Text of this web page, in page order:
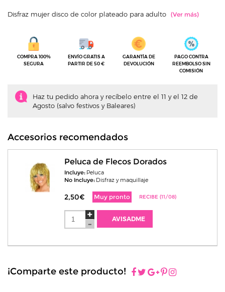
Disfraz mujer disco de color plateado para adulto
COMPRA 100%
SEGURA
ENVÍO GRATIS A
PARTIR DE 50 €
GARANTÍA DE
DEVOLUCIÓN
PAGO CONTRA
REEMBOLSO SIN
COMISIÓN
Haz tu pedido ahora y recíbelo entre el 11 y el 12 de
Agosto (salvo festivos y Baleares)
Accesorios recomendados
Peluca de Flecos Dorados
Incluye: Peluca
No Incluye: Disfraz y maquillaje
2,50€ Muy pronto RECIBE (11/08)
AVISADME
¡Comparte este producto!